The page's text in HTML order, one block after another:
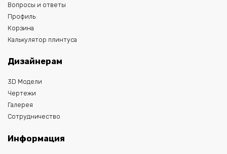
Вопросы и ответы
Профиль
Корзина
Калькулятор плинтуса
Дизайнерам
3D Модели
Чертежи
Галерея
Сотрудничество
Информация